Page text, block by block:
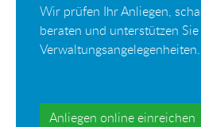
Wir prüfen Ihr Anliegen,
beraten und unterstützen
Verwaltungsangelegenheiten.
Anliegen online einreichen